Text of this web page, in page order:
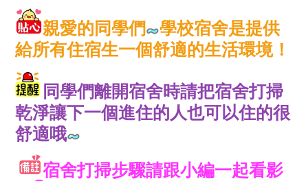
親愛的同學們
學校宿舍是提供
給所有住宿生一個舒適的生活環境！
同學們離開宿舍時請把宿舍打掃
乾淨讓下一個進住的人也可以住的很
舒適哦
宿舍打掃步驟請跟小編一起看影